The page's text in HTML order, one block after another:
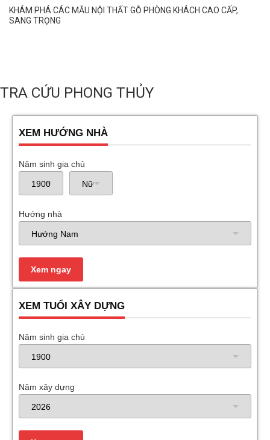
KHÁM PHÁ CÁC MẪU NỘI THẤT GỖ PHÒNG KHÁCH CAO CẤP,
SANG TRỌNG
TRA CỨU PHONG THỦY
XEM HƯỚNG NHÀ
Năm sinh gia chủ
Hướng nhà
XEM TUỔI XÂY DỰNG
Năm sinh gia chủ
Năm xây dựng